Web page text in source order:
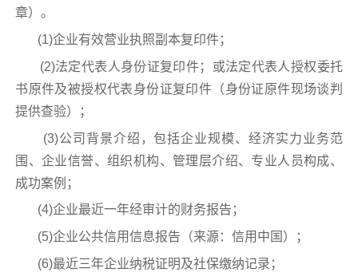
章）。
(1)企业有效营业执照副本复印件；
(2)法定代表人身份证复印件；或法定代表人授权委托
书原件及被授权代表身份证复印件（身份证原件现场谈判
提供查验）；
(3)公司背景介绍，包括企业规模、经济实力业务范
围、企业信誉、组织机构、管理层介绍、专业人员构成、
成功案例；
(4)企业最近一年经审计的财务报告；
(5)企业公共信用信息报告（来源：信用中国）；
(6)最近三年企业纳税证明及社保缴纳记录；